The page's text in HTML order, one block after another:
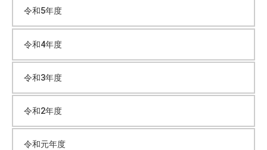
令和5年度
令和4年度
令和3年度
令和2年度
令和元年度